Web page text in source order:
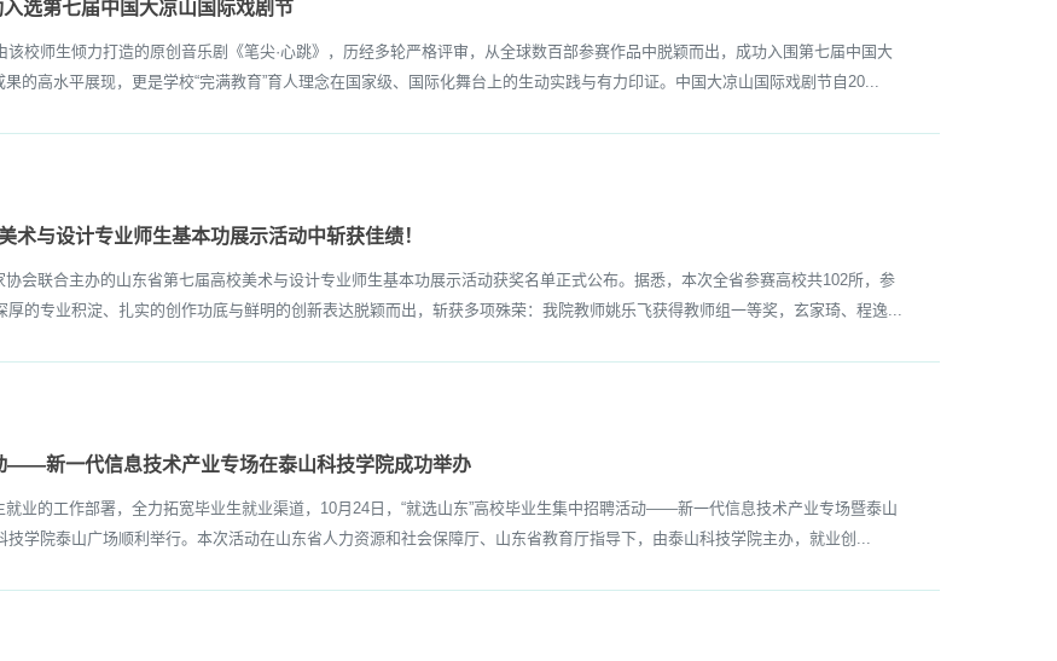
选第七届中国大凉山国际戏剧节
师生倾力打造的原创音乐剧《笔尖·心跳》，历经多轮严格评审，从全球数百部参赛作品中脱颖而出，成功入围第七届中国大
的高水平展现，更是学校“完满教育”育人理念在国家级、国际化舞台上的生动实践与有力印证。中国大凉山国际戏剧节自20...
术与设计专业师生基本功展示活动中斩获佳绩！
联合主办的山东省第七届高校美术与设计专业师生基本功展示活动获奖名单正式公布。据悉，本次全省参赛高校共102所，参
的专业积淀、扎实的创作功底与鲜明的创新表达脱颖而出，斩获多项殊荣：我院教师姚乐飞获得教师组一等奖，玄家琦、程逸...
——新一代信息技术产业专场在泰山科技学院成功举办
的工作部署，全力拓宽毕业生就业渠道，10月24日，“就选山东”高校毕业生集中招聘活动——新一代信息技术产业专场暨泰山
学院泰山广场顺利举行。本次活动在山东省人力资源和社会保障厅、山东省教育厅指导下，由泰山科技学院主办，就业创...